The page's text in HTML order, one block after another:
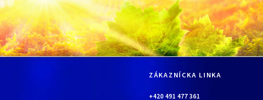
fialka
jazmín
pomaranč
pomarančové kvety
ZÁKAZNÍCKA LINKA
+420 491 477 361